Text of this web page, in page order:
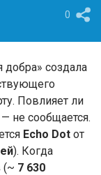
0
создала
Повлияет ли
не сообщается.
Echo Dot от
). Когда
(~ 7 630